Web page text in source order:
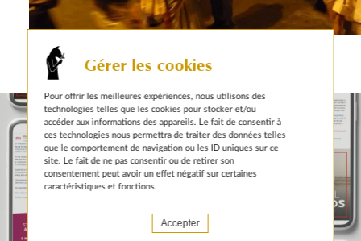
Gérer les cookies
Pour offrir les meilleures expériences, nous utilisons des
technologies telles que les cookies pour stocker et/ou
accéder aux informations des appareils. Le fait de consentir à
ces technologies nous permettra de traiter des données telles
que le comportement de navigation ou les ID uniques sur ce
site. Le fait de ne pas consentir ou de retirer son
consentement peut avoir un effet négatif sur certaines
caractéristiques et fonctions.
Accepter